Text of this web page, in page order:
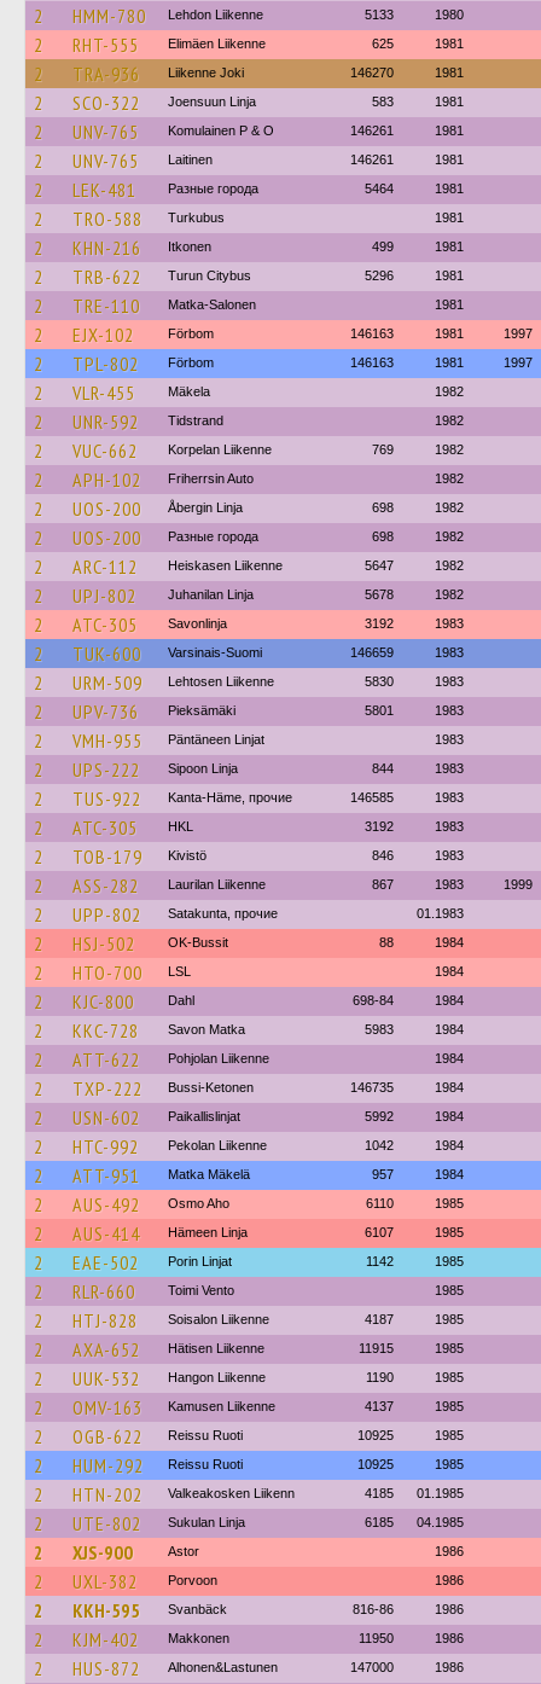
2 HMM-780 Lehdon Liikenne 5133 1980
2 RHT-555 Elimäen Liikenne 625 1981
2 TRA-936 Liikenne Joki 146270 1981
2 SCO-322 Joensuun Linja 583 1981
2 UNV-765 Komulainen P & O 146261 1981
2 UNV-765 Laitinen 146261 1981
2 LEK-481 Разные города 5464 1981
2 TRO-588 Turkubus 1981
2 KHN-216 Itkonen 499 1981
2 TRB-622 Turun Citybus 5296 1981
2 TRE-110 Matka-Salonen 1981
2 EJX-102 Förbom 146163 1981 1997
2 TPL-802 Förbom 146163 1981 1997
2 VLR-455 Mäkela 1982
2 UNR-592 Tidstrand 1982
2 VUC-662 Korpelan Liikenne 769 1982
2 APH-102 Friherrsin Auto 1982
2 UOS-200 Åbergin Linja 698 1982
2 UOS-200 Разные города 698 1982
2 ARC-112 Heiskasen Liikenne 5647 1982
2 UPJ-802 Juhanilan Linja 5678 1982
2 ATC-305 Savonlinja 3192 1983
2 TUK-600 Varsinais-Suomi 146659 1983
2 URM-509 Lehtosen Liikenne 5830 1983
2 UPV-736 Pieksämäki 5801 1983
2 VMH-955 Päntäneen Linjat 1983
2 UPS-222 Sipoon Linja 844 1983
2 TUS-922 Kanta-Häme, прочие 146585 1983
2 ATC-305 HKL 3192 1983
2 TOB-179 Kivistö 846 1983
2 ASS-282 Laurilan Liikenne 867 1983 1999
2 UPP-802 Satakunta, прочие 01.1983
2 HSJ-502 OK-Bussit 88 1984
2 HTO-700 LSL 1984
2 KJC-800 Dahl 698-84 1984
2 KKC-728 Savon Matka 5983 1984
2 ATT-622 Pohjolan Liikenne 1984
2 TXP-222 Bussi-Ketonen 146735 1984
2 USN-602 Paikallislinjat 5992 1984
2 HTC-992 Pekolan Liikenne 1042 1984
2 ATT-951 Matka Mäkelä 957 1984
2 AUS-492 Osmo Aho 6110 1985
2 AUS-414 Hämeen Linja 6107 1985
2 EAE-502 Porin Linjat 1142 1985
2 RLR-660 Toimi Vento 1985
2 HTJ-828 Soisalon Liikenne 4187 1985
2 AXA-652 Hätisen Liikenne 11915 1985
2 UUK-532 Hangon Liikenne 1190 1985
2 OMV-163 Kamusen Liikenne 4137 1985
2 OGB-622 Reissu Ruoti 10925 1985
2 HUM-292 Reissu Ruoti 10925 1985
2 HTN-202 Valkeakosken Liikenn 4185 01.1985
2 UTE-802 Sukulan Linja 6185 04.1985
2 XJS-900 Astor 1986
2 UXL-382 Porvoon 1986
2 KKH-595 Svanbäck 816-86 1986
2 KJM-402 Makkonen 11950 1986
2 HUS-872 Alhonen&Lastunen 147000 1986